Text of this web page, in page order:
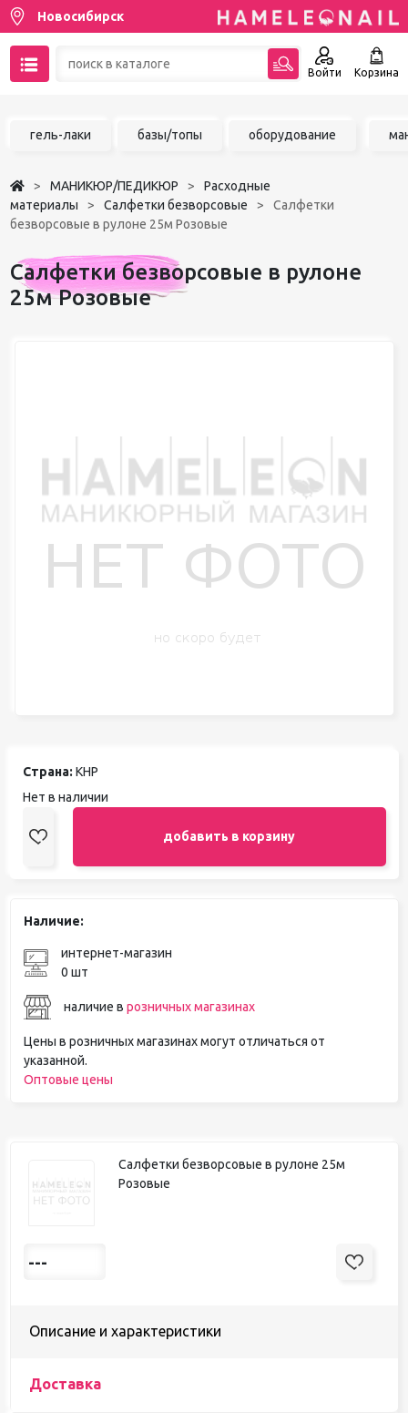
Новосибирск
Войти Корзина
Чат в MAX
Избранное
гель-лаки базы/топы оборудование
МАНИКЮР/ПЕДИКЮР
Расходные
материалы
Салфетки безворсовые
Салфетки
безворсовые в рулоне 25м Розовые
Салфетки безворсовые в рулоне
25м Розовые
Страна: КНР
Нет в наличии
добавить в корзину
Наличие:
интернет-магазин
0 шт
наличие в розничных магазинах
Цены в розничных магазинах могут отличаться от
указанной.
Оптовые цены
Салфетки безворсовые в рулоне 25м
Розовые
---
Описание и характеристики
Доставка